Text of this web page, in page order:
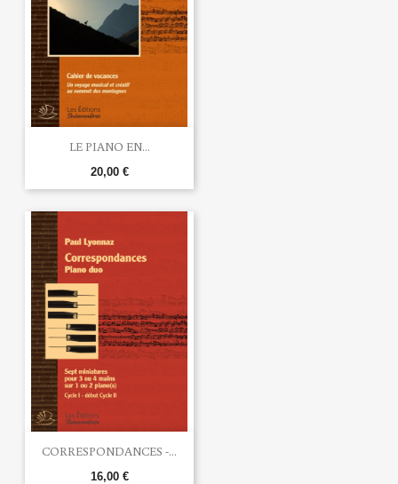
LE PIANO EN...
20,00 €
CORRESPONDANCES -...
16,00 €